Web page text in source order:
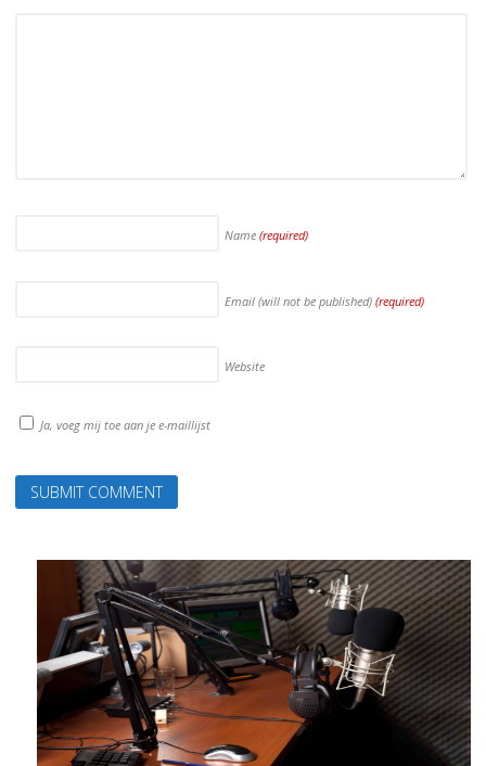
Name (required)
Email (will not be published) (required)
Website
Ja, voeg mij toe aan je e-maillijst